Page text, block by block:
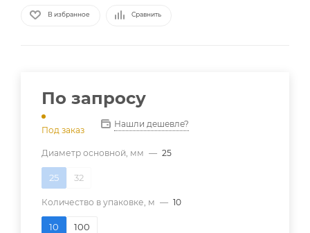
В избранное Сравнить
По запросу
Под заказ
Нашли дешевле?
Диаметр основной, мм — 25
25 32
Количество в упаковке, м — 10
10 100